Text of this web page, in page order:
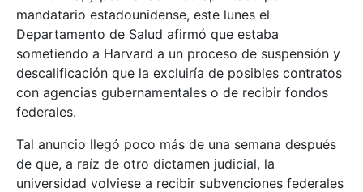
mandatario estadounidense, este lunes el
Departamento de Salud afirmó que estaba
sometiendo a Harvard a un proceso de suspensión y
descalificación que la excluiría de posibles contratos
con agencias gubernamentales o de recibir fondos
federales.
Tal anuncio llegó poco más de una semana después
de que, a raíz de otro dictamen judicial, la
universidad volviese a recibir subvenciones federales